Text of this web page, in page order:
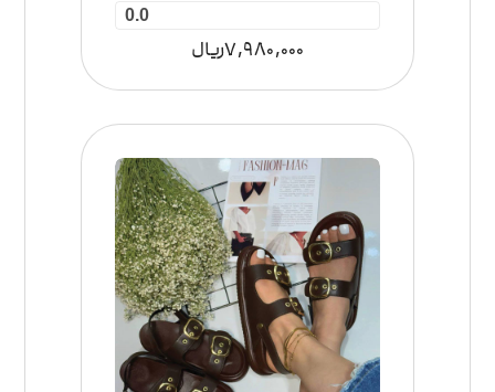
0.0
7,980,000ریال